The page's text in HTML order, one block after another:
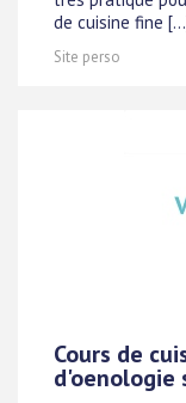
de cuisine fine
Site perso
Cours de
d'oenologie